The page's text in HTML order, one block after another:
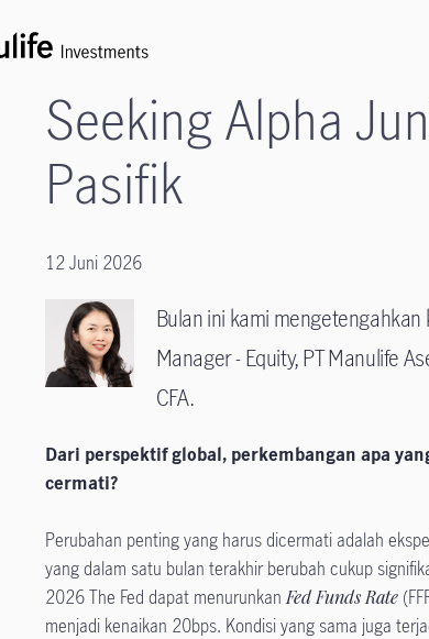
Seeking Alpha
Pasifik
12 Juni 2026
Bulan ini kami
Manager - Equity, PT Manulife
CFA.
Dari perspektif global, perkembangan apa
cermati?
Perubahan penting yang harus dicermati adalah
yang dalam satu bulan terakhir berubah cukup
2026 The Fed dapat menurunkanFed Funds Rate
menjadi kenaikan 20bps. Kondisi yang sama juga